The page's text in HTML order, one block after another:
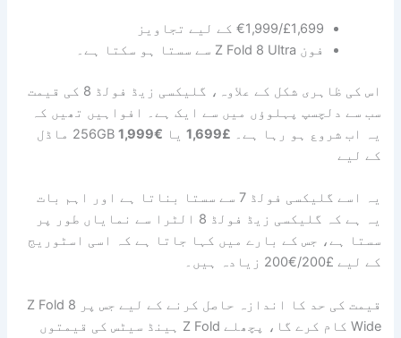
£1,699/€1,999 کے لیے تجاویز
فون Z Fold 8 Ultra سے سستا ہو سکتا ہے۔
اس کی ظاہری شکل کے علاوہ، گلیکسی زیڈ فولڈ 8 کی قیمت
سب سے دلچسپ پہلوؤں میں سے ایک ہے۔ افواہیں تھیں کہ
یہ اب شروع ہو رہا ہے۔ £1,699 یا €1,999
256GB ماڈل
کے لیے
یہ اسے گلیکسی فولڈ 7 سے سستا بناتا ہے اور اہم بات
یہ ہے کہ گلیکسی زیڈ فولڈ 8 الٹرا سے نمایاں طور پر
سستا ہے، جس کے بارے میں کہا جاتا ہے کہ اسی اسٹوریج
کے لیے £200/€200 زیادہ ہیں۔
قیمت کی حد کا اندازہ حاصل کرنے کے لیے جس پر Z Fold 8
Wide کام کرے گا، پچھلے Z Fold ہینڈ سیٹس کی قیمتوں